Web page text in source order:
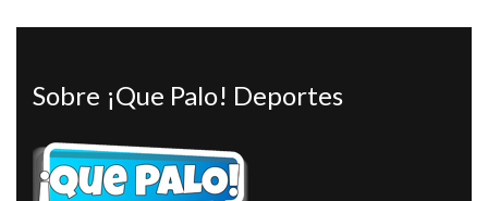
Sobre ¡Que Palo! Deportes